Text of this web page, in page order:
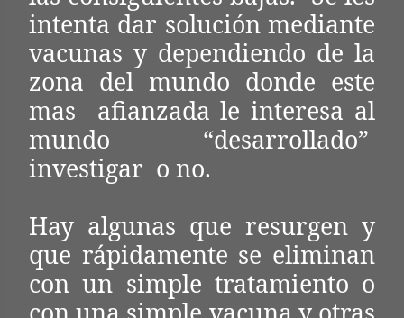
intenta dar solución mediante
vacunas y dependiendo de la
zona del mundo donde este
mas afianzada le interesa al
mundo “desarrollado”
investigar o no.
Hay algunas que resurgen y
que rápidamente se eliminan
con un simple tratamiento o